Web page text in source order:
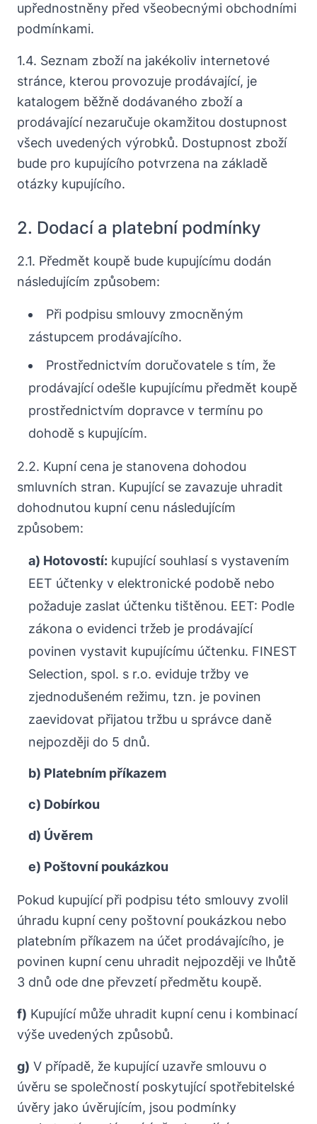
upřednostněny před všeobecnými obchodními
podmínkami.
1.4. Seznam zboží na jakékoliv internetové
stránce, kterou provozuje prodávající, je
katalogem běžně dodávaného zboží a
prodávající nezaručuje okamžitou dostupnost
všech uvedených výrobků. Dostupnost zboží
bude pro kupujícího potvrzena na základě
otázky kupujícího.
2. Dodací a platební podmínky
2.1. Předmět koupě bude kupujícímu dodán
následujícím způsobem:
Při podpisu smlouvy zmocněným
zástupcem prodávajícího.
Prostřednictvím doručovatele s tím, že
prodávající odešle kupujícímu předmět koupě
prostřednictvím dopravce v termínu po
dohodě s kupujícím.
2.2. Kupní cena je stanovena dohodou
smluvních stran. Kupující se zavazuje uhradit
dohodnutou kupní cenu následujícím
způsobem:
a) Hotovostí: kupující souhlasí s vystavením
EET účtenky v elektronické podobě nebo
požaduje zaslat účtenku tištěnou. EET: Podle
zákona o evidenci tržeb je prodávající
povinen vystavit kupujícímu účtenku. FINEST
Selection, spol. s r.o. eviduje tržby ve
zjednodušeném režimu, tzn. je povinen
zaevidovat přijatou tržbu u správce daně
nejpozději do 5 dnů.
b) Platebním příkazem
c) Dobírkou
d) Úvěrem
e) Poštovní poukázkou
Pokud kupující při podpisu této smlouvy zvolil
úhradu kupní ceny poštovní poukázkou nebo
platebním příkazem na účet prodávajícího, je
povinen kupní cenu uhradit nejpozději ve lhůtě
3 dnů ode dne převzetí předmětu koupě.
f) Kupující může uhradit kupní cenu i kombinací
výše uvedených způsobů.
g) V případě, že kupující uzavře smlouvu o
úvěru se společností poskytující spotřebitelské
úvěry jako úvěrujícím, jsou podmínky